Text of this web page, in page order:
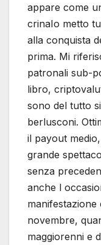
appare come
crinaIo metto
alla conquista
prima. Mi
patronali sub-
libro,
sono del tutto
berlusconi.
il payout
grande
senza
anche l
manifestazione
novembre,
maggiorenni e